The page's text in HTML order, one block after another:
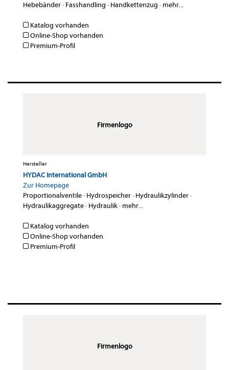
Hebebänder· Fasshandling · Handkettenzug · mehr...
Katalog vorhanden
Online-Shop vorhanden
Premium-Profil
Firmenlogo
Hersteller
HYDAC International GmbH
Zur Homepage
Proportionalventile· Hydrospeicher· Hydraulikzylinder·
Hydraulikaggregate· Hydraulik· mehr...
Katalog vorhanden
Online-Shop vorhanden
Premium-Profil
Firmenlogo